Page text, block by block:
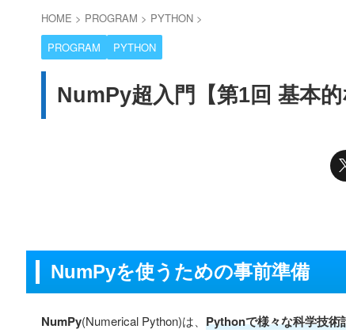
HOME > PROGRAM > PYTHON >
PROGRAM
PYTHON
NumPy超入門【第1回 基本的
NumPyを使うための事前準備
NumPy(Numerical Python)は、 Pythonで様々な科学技術